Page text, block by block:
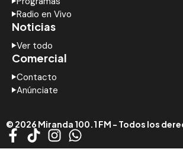
Radio en Vivo
Noticias
Ver todo
Comercial
Contacto
Anúnciate
© 2026 Miranda 100.1 FM - Todos los